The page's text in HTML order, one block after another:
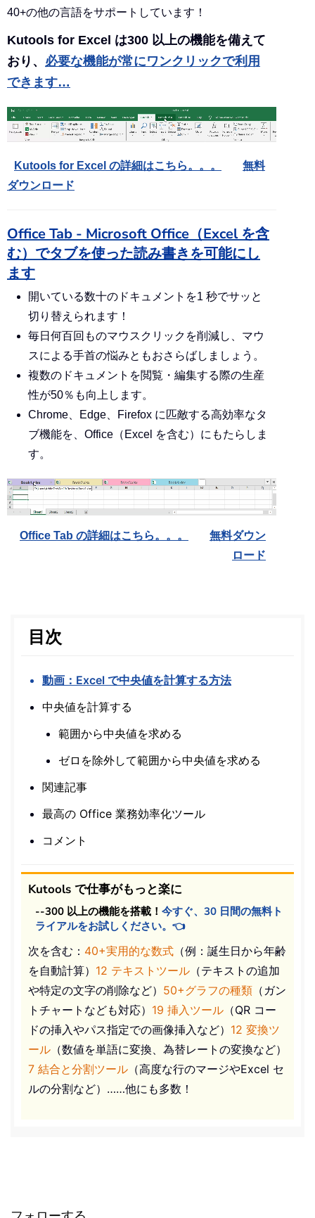
40+の他の言語をサポートしています！
Kutools for Excel は300 以上の機能を備えて
おり、 必要な機能が常にワンクリックで利用
できます…
Kutools for Excel の詳細はこちら。。。
無料
ダウンロード
Office Tab - Microsoft Office（Excel を含
む）でタブを使った読み書きを可能にし
ます
開いている数十のドキュメントを1 秒でサッと
切り替えられます！
毎日何百回ものマウスクリックを削減し、マウ
スによる手首の悩みともおさらばしましょう。
複数のドキュメントを閲覧・編集する際の生産
性が50％も向上します。
Chrome、Edge、Firefox に匹敵する高効率なタ
ブ機能を、Office（Excel を含む）にもたらしま
す。
Office Tab の詳細はこちら。。。
無料ダウン
ロード
目次
動画：Excel で中央値を計算する方法
中央値を計算する
範囲から中央値を求める
ゼロを除外して範囲から中央値を求める
関連記事
最高の Office 業務効率化ツール
コメント
Kutools で仕事がもっと楽に
--300 以上の機能を搭載！ 今すぐ、30 日間の無料ト
ライアルをお試しください。👈
次を含む： 40+実用的な数式 （例：誕生日から年齢
を自動計算） 12 テキストツール （テキストの追加
や特定の文字の削除など） 50+グラフの種類 （ガン
トチャートなども対応） 19 挿入ツール （QR コー
ドの挿入やパス指定での画像挿入など） 12 変換ツ
ール （数値を単語に変換、為替レートの変換など）
7 結合と分割ツール （高度な行のマージやExcel セ
ルの分割など）……他にも多数！